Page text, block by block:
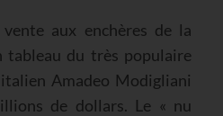
aux enchères de la
tableau du très populaire
Amadeo Modigliani
de dollars. Le « nu